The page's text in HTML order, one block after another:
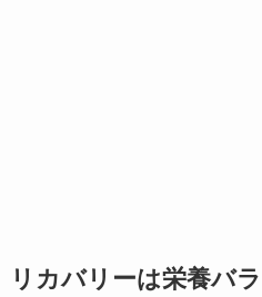
リカバリーは栄養バ